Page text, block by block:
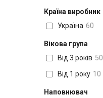
Країна виробник
Україна 60
Вікова група
Від 3 років 50
Від 1 року 10
Наповнювач